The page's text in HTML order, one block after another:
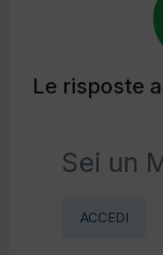
Le risposte
Sei un
ACCEDI